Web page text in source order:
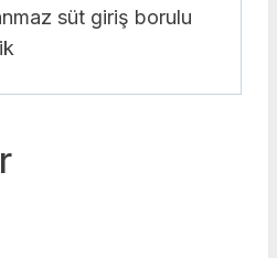
süt giriş borulu